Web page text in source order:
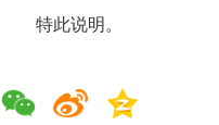
特此说明。